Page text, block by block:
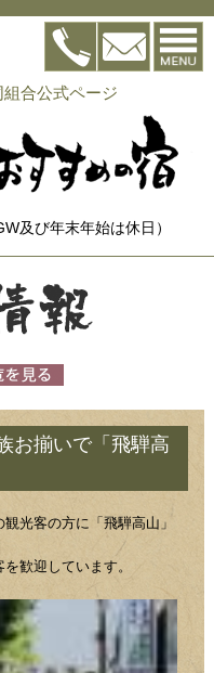
合公式ページ
及び年末年始は休日）
お揃いで「飛騨高
光客の方に「飛騨高山」
歓迎しています。